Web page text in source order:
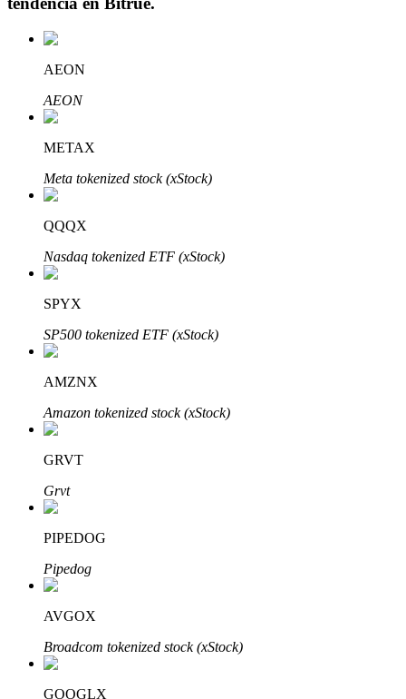
Inversión automática
Obtenga más información sobre cómo obtener ingresos pasivos
Bitrue
Bitrue Partners
AEON
AEON
METAX
Meta tokenized stock (xStock)
QQQX
Nasdaq tokenized ETF (xStock)
SPYX
SP500 tokenized ETF (xStock)
AMZNX
Amazon tokenized stock (xStock)
GRVT
Grvt
PIPEDOG
Pipedog
AVGOX
Broadcom tokenized stock (xStock)
GOOGLX